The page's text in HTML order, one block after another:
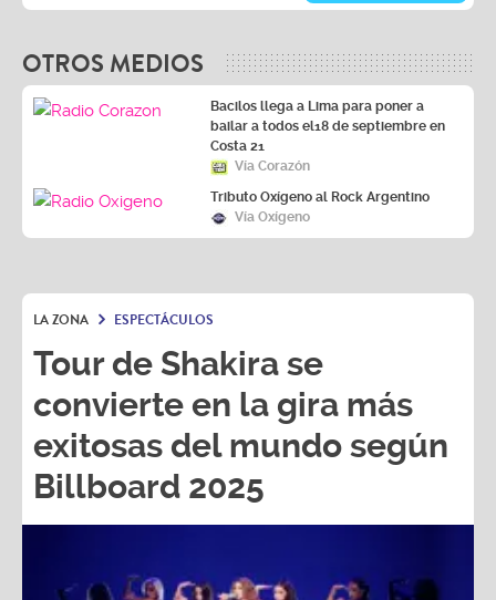
OTROS MEDIOS
Bacilos llega a Lima para poner a
bailar a todos el18 de septiembre en
Costa 21
Vía Corazón
Tributo Oxígeno al Rock Argentino
Vía Oxígeno
LA ZONA ESPECTÁCULOS
Tour de Shakira se
convierte en la gira más
exitosas del mundo según
Billboard 2025